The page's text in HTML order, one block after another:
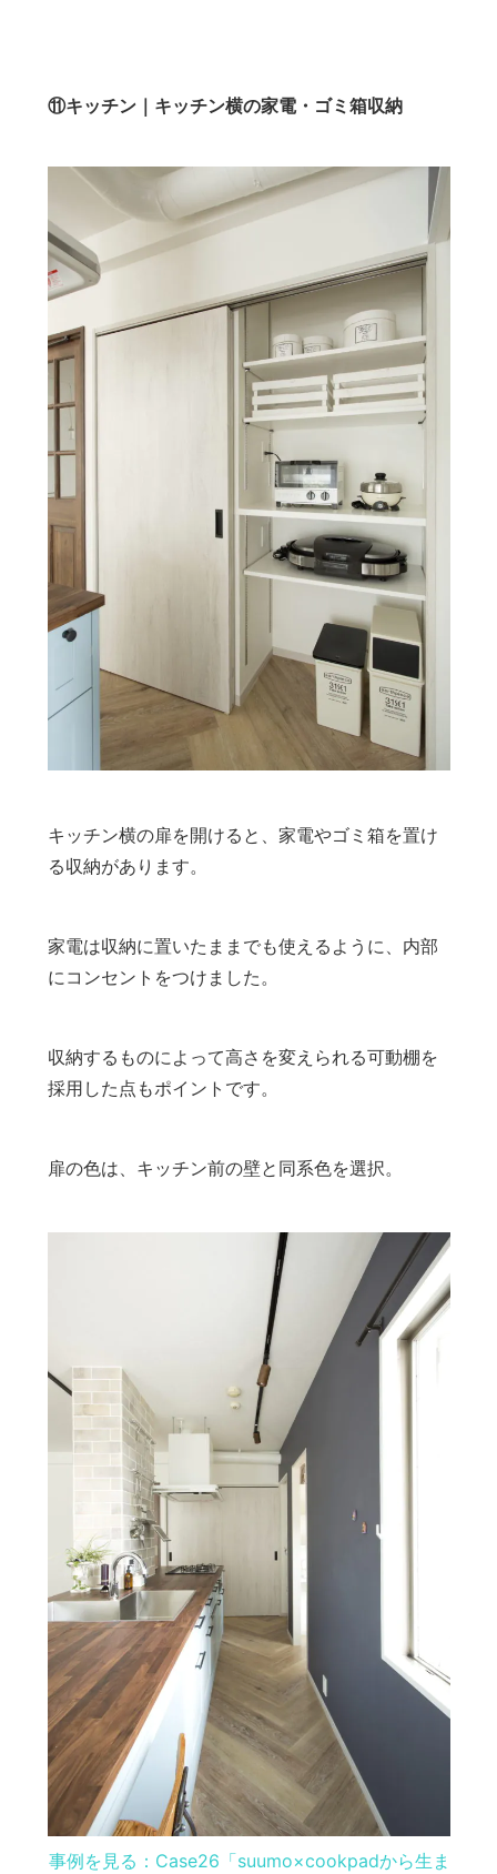
⑪キッチン｜キッチン横の家電・ゴミ箱収納
キッチン横の扉を開けると、家電やゴミ箱を置け
る収納があります。
家電は収納に置いたままでも使えるように、内部
にコンセントをつけました。
収納するものによって高さを変えられる可動棚を
採用した点もポイントです。
扉の色は、キッチン前の壁と同系色を選択。
事例を見る：Case26「suumo×cookpadから生ま